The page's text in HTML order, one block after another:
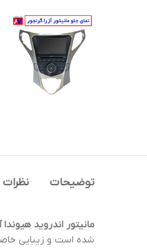
توضیحات نظرات
مانیتور اندروید هیوندا
شده است و زیبایی